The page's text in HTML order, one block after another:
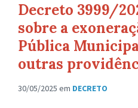
Decreto 3999/
sobre a
Pública
outras
30/05/2025 em DECRETO